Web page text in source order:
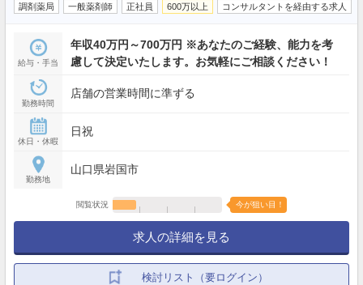
調剤薬局 一般薬剤師 正社員 600万以上 コンサルタントを経由する求人
給与・手当
年収40万円～700万円 ※あなたのご経験、能力を考
慮して決定いたします。お気軽にご相談ください！
勤務時間
店舗の営業時間に準ずる
休日・休暇
日祝
勤務地
山口県岩国市
閲覧状況 今が狙い目！
求人の詳細を見る
検討リスト（要ログイン）